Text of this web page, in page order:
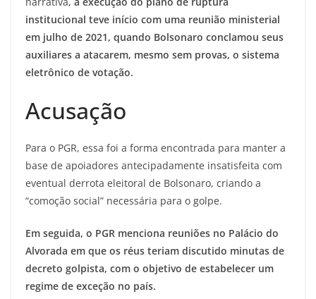
institucional teve início com uma reunião ministerial
em julho de 2021, quando Bolsonaro conclamou seus
auxiliares a atacarem, mesmo sem provas, o sistema
eletrônico de votação.
Acusação
Para o PGR, essa foi a forma encontrada para manter a
base de apoiadores antecipadamente insatisfeita com
eventual derrota eleitoral de Bolsonaro, criando a
“comoção social” necessária para o golpe.
Em seguida, o PGR menciona reuniões no Palácio do
Alvorada em que os réus teriam discutido minutas de
decreto golpista, com o objetivo de estabelecer um
regime de exceção no país.